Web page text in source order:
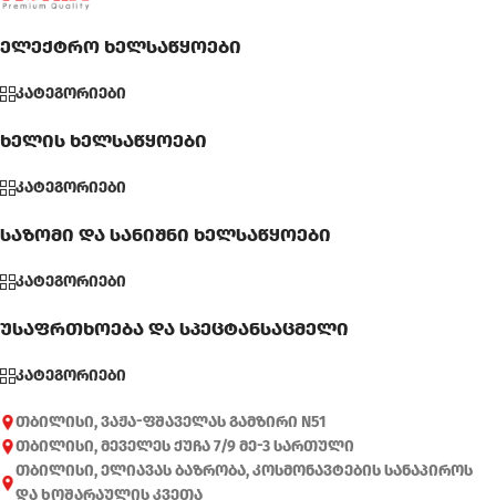
ელექტრო ხელსაწყოები
კატეგორიები
ხელის ხელსაწყოები
კატეგორიები
საზომი და სანიშნი ხელსაწყოები
კატეგორიები
უსაფრთხოება და სპეცტანსაცმელი
კატეგორიები
თბილისი, ვაჟა-ფშაველას გამზირი N51
თბილისი, მეველეს ქუჩა 7/9 მე-3 სართული
თბილისი, ელიავას ბაზრობა, კოსმონავტების სანაპიროს
და ხოშარაულის კვეთა